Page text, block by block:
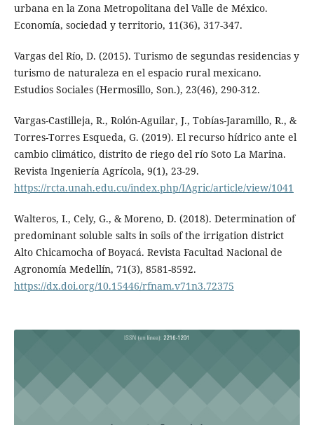
urbana en la Zona Metropolitana del Valle de México.
Economía, sociedad y territorio, 11(36), 317-347.
Vargas del Río, D. (2015). Turismo de segundas residencias y
turismo de naturaleza en el espacio rural mexicano.
Estudios Sociales (Hermosillo, Son.), 23(46), 290-312.
Vargas-Castilleja, R., Rolón-Aguilar, J., Tobías-Jaramillo, R., &
Torres-Torres Esqueda, G. (2019). El recurso hídrico ante el
cambio climático, distrito de riego del río Soto La Marina.
Revista Ingeniería Agrícola, 9(1), 23-29.
https://rcta.unah.edu.cu/index.php/IAgric/article/view/1041
Walteros, I., Cely, G., & Moreno, D. (2018). Determination of
predominant soluble salts in soils of the irrigation district
Alto Chicamocha of Boyacá. Revista Facultad Nacional de
Agronomía Medellín, 71(3), 8581-8592.
https://dx.doi.org/10.15446/rfnam.v71n3.72375